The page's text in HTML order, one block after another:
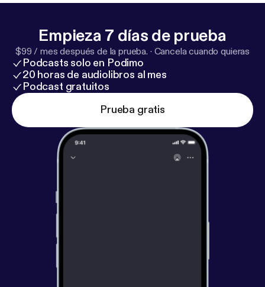
Empieza 7 días de prueba
$99 / mes después de la prueba. · Cancela cuando quieras
Podcasts solo en Podimo
20 horas de audiolibros al mes
Podcast gratuitos
Prueba gratis